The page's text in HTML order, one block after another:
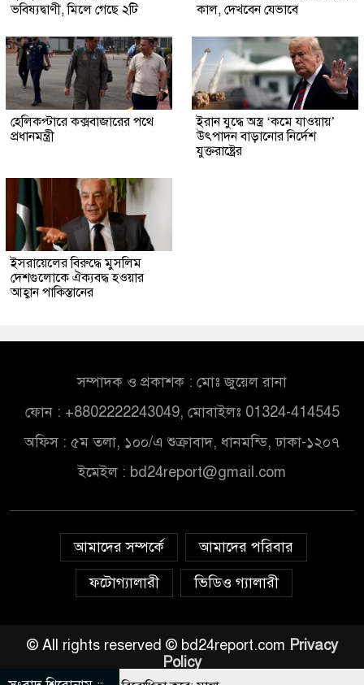
ভবিষ্যদ্বাণী, মিলে গেছে ২টি
কাল, দেখবেন যেভাবে
হেলিকপ্টারে কক্সবাজারের পথে
প্রধানমন্ত্রী
ইরান যুদ্ধে অস্ত্র ‘কমে যাওয়ায়’
উৎপাদন বাড়ানোর নির্দেশ
যুক্তরাষ্ট্রের
ইসরায়েলের বিরুদ্ধে মুসলিম
দেশগুলোকে ঐক্যবদ্ধ হওয়ার
আহ্বান পাকিস্তানের
সম্পাদক ও প্রকাশক : মোঃ জুয়েল রানা
ফোন : +8802222243049, মোবাইলঃ 01324-414545
অফিস : ৫ম তলা, ১০০/এ শুক্রাবাদ, ধানমন্ডি, ঢাকা-১২০৭
ইমেইল : bd24report@gmail.com
আমাদের সম্পর্কে
আমাদের পরিবার
ফটোগ্যালারী
ভিডিও গ্যালারী
© All rights reserved © bd24report.com Privacy
Policy